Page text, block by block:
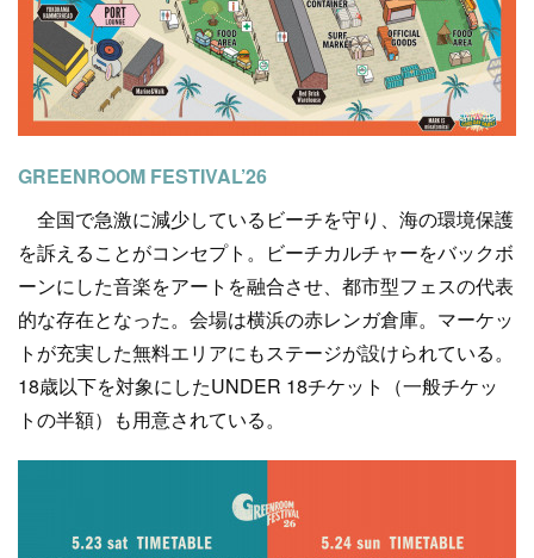
GREENROOM FESTIVAL’26
全国で急激に減少しているビーチを守り、海の環境保護
を訴えることがコンセプト。ビーチカルチャーをバックボ
ーンにした音楽をアートを融合させ、都市型フェスの代表
的な存在となった。会場は横浜の赤レンガ倉庫。マーケッ
トが充実した無料エリアにもステージが設けられている。
18歳以下を対象にしたUNDER 18チケット（一般チケッ
トの半額）も用意されている。